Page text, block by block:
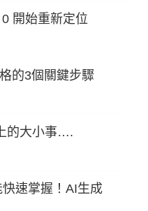
開始重新定位
的3個關鍵步驟
的大小事….
快速掌握！AI生成